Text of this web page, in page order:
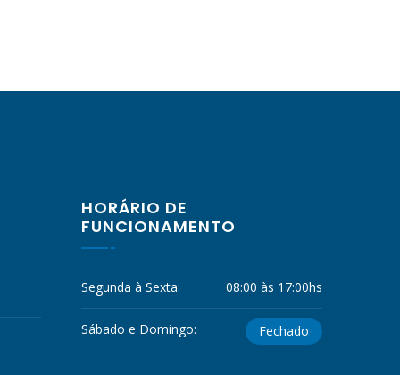
HORÁRIO DE
FUNCIONAMENTO
Segunda à Sexta: 08:00 às 17:00hs
Sábado e Domingo: Fechado